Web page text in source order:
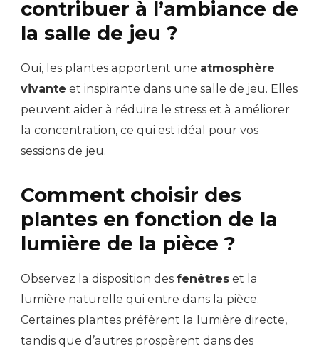
contribuer à l’ambiance de
la salle de jeu ?
Oui, les plantes apportent une atmosphère
vivante et inspirante dans une salle de jeu. Elles
peuvent aider à réduire le stress et à améliorer
la concentration, ce qui est idéal pour vos
sessions de jeu.
Comment choisir des
plantes en fonction de la
lumière de la pièce ?
Observez la disposition des fenêtres et la
lumière naturelle qui entre dans la pièce.
Certaines plantes préfèrent la lumière directe,
tandis que d’autres prospèrent dans des